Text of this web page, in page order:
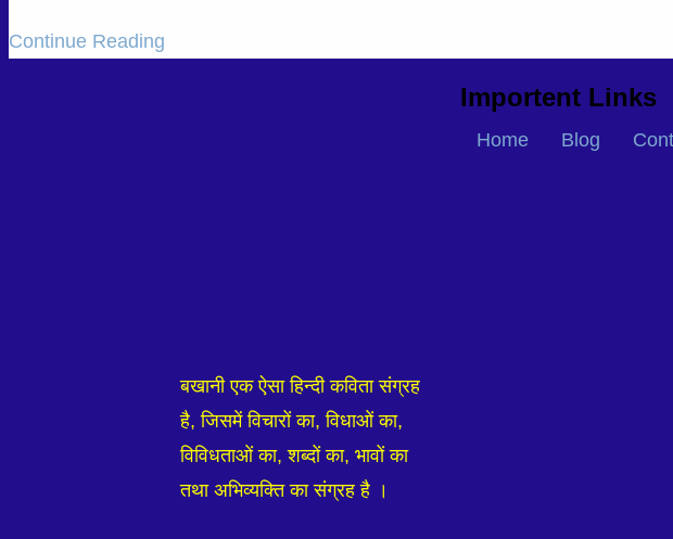
Continue Reading
बखानी एक ऐसा हिन्दी कविता संग्रह
है, जिसमें विचारों का, विधाओं का,
विविधताओं का, शब्दों का, भावों का
तथा अभिव्यक्ति का संग्रह है ।
Importent Links
Home Blog